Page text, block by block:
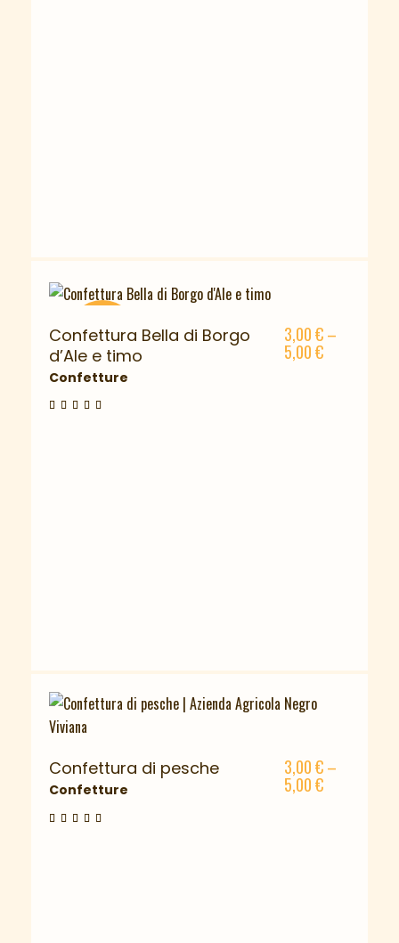
ESAURITO
Confettura Bella di Borgo
d’Ale e timo
Confetture
3,00€–
5,00€
Confettura di pesche
Confetture
3,00€–
5,00€